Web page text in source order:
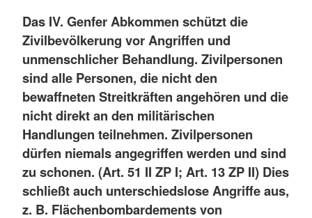
Das IV. Genfer Abkommen schützt die
Zivilbevölkerung vor Angriffen und
unmenschlicher Behandlung. Zivilpersonen
sind alle Personen, die nicht den
bewaffneten Streitkräften angehören und die
nicht direkt an den militärischen
Handlungen teilnehmen. Zivilpersonen
dürfen niemals angegriffen werden und sind
zu schonen. (Art. 51 II ZP I; Art. 13 ZP II) Dies
schließt auch unterschiedslose Angriffe aus,
z. B. Flächenbombardements von